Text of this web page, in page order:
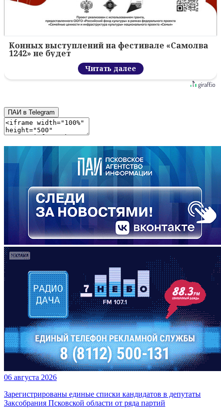
Конных выступлений на фестивале «Самолва
1242» не будет
Читать далее
ПАИ в Telegram
06 августа 2026
Зарегистрированы единые списки кандидатов в депутаты
Заксобрания Псковской области от ряда партий